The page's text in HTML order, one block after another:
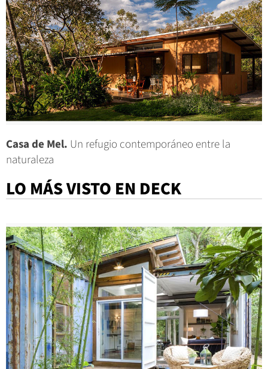
Casa de Mel. Un refugio contemporáneo entre la
naturaleza
LO MÁS VISTO EN DECK